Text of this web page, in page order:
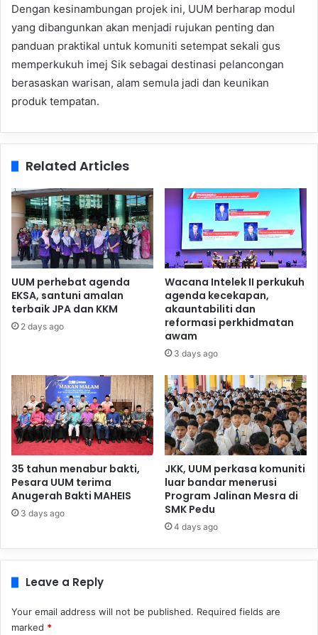
Dengan kesinambungan projek ini, UUM berharap modul
yang dibangunkan akan menjadi rujukan penting dan
panduan praktikal untuk komuniti setempat sekali gus
memperkukuh imej Sik sebagai destinasi pelancongan
berasaskan warisan, alam semula jadi dan keunikan
produk tempatan.
Related Articles
UUM perhebat agenda
EKSA, santuni amalan
terbaik JPA dan KKM
2 days ago
Wacana Intelek II perkukuh
agenda kecekapan,
akauntabiliti dan
reformasi perkhidmatan
awam
3 days ago
35 tahun menabur bakti,
Pesara UUM terima
Anugerah Bakti MAHEIS
3 days ago
JKK, UUM perkasa komuniti
luar bandar menerusi
Program Jalinan Mesra di
SMK Pedu
4 days ago
Leave a Reply
Your email address will not be published. Required fields are
marked *